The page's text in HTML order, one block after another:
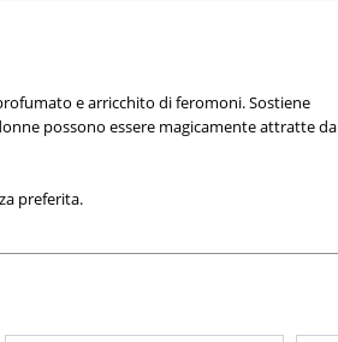
e arricchito di feromoni. Sostiene
possono essere magicamente attratte da
preferita.